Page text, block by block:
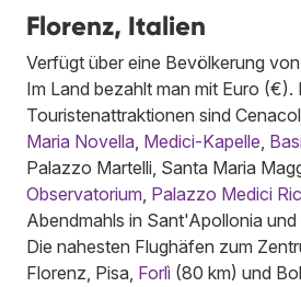
Florenz, Italien
Verfügt über eine Bevölkerung
Im Land bezahlt man mit Euro (€).
Touristenattraktionen sind
Maria Novella, Medici-Kapelle,
Palazzo Martelli, Santa Maria
Observatorium, Palazzo Medici
Abendmahls in Sant'Apollonia und
Die nahesten Flughäfen zum
Florenz, Pisa, Forlì (80 km) und